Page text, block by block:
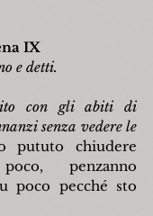
IX
e detti.
con gli abiti di
senza vedere le
pututo chiudere
penzanno
poco pecché sto